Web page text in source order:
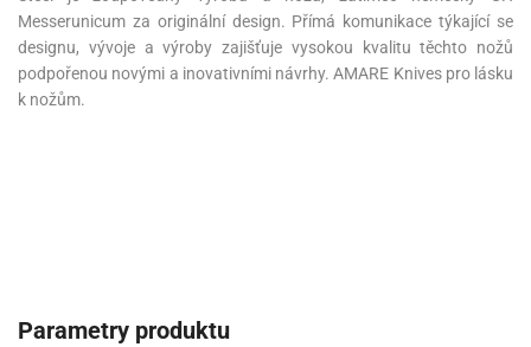
Messerunicum za originální design. Přímá komunikace týkající se
designu, vývoje a výroby zajišťuje vysokou kvalitu těchto nožů
podpořenou novými a inovativními návrhy. AMARE Knives pro lásku
k nožům.
Parametry produktu